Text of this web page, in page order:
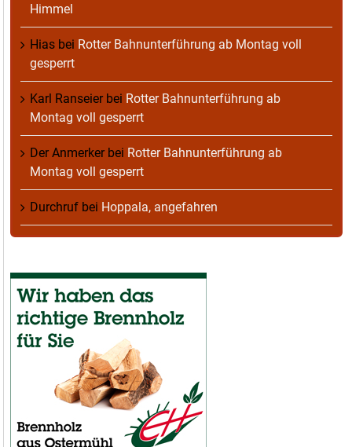
Himmel
Hias bei Rotter Bahnunterführung ab Montag voll
gesperrt
Karl Ranseierbei Rotter Bahnunterführung ab
Montag voll gesperrt
Der Anmerkerbei Rotter Bahnunterführung ab
Montag voll gesperrt
Durchruf bei Hoppala, angefahren